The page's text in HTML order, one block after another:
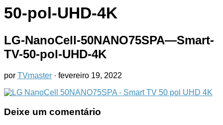
50-pol-UHD-4K
LG-NanoCell-50NANO75SPA—Smart-
TV-50-pol-UHD-4K
por TVmaster · fevereiro 19, 2022
Deixe um comentário